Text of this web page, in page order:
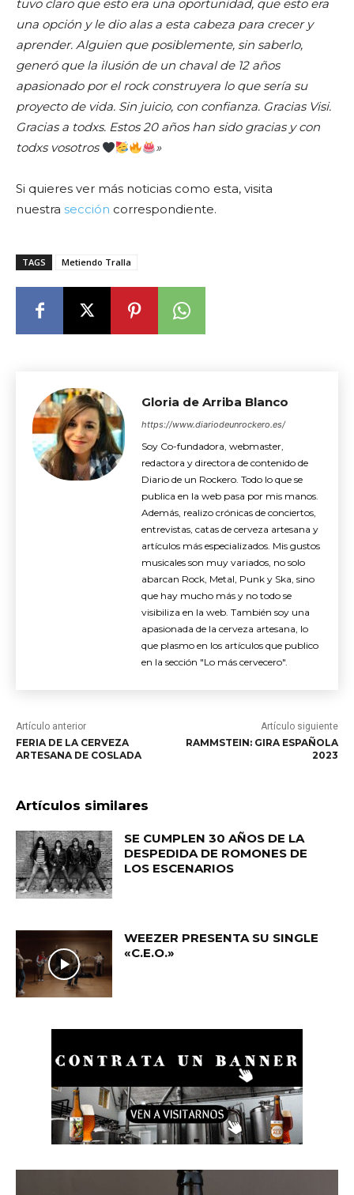
tuvo claro que esto era una oportunidad, que esto era
una opción y le dio alas a esta cabeza para crecer y
aprender. Alguien que posiblemente, sin saberlo,
generó que la ilusión de un chaval de 12 años
apasionado por el rock construyera lo que sería su
proyecto de vida. Sin juicio, con confianza. Gracias Visi.
Gracias a todxs. Estos 20 años han sido gracias y con
todxs vosotros
»
Si quieres ver más noticias como esta, visita
nuestra sección correspondiente.
TAGS Metiendo Tralla
Gloria de Arriba Blanco
https://www.diariodeunrockero.es/
Soy Co-fundadora, webmaster,
redactora y directora de contenido de
Diario de un Rockero. Todo lo que se
publica en la web pasa por mis manos.
Además, realizo crónicas de conciertos,
entrevistas, catas de cerveza artesana y
artículos más especializados. Mis gustos
musicales son muy variados, no solo
abarcan Rock, Metal, Punk y Ska, sino
que hay mucho más y no todo se
visibiliza en la web. También soy una
apasionada de la cerveza artesana, lo
que plasmo en los artículos que publico
en la sección "Lo más cervecero".
Artículo anterior
FERIA DE LA CERVEZA
ARTESANA DE COSLADA
Artículo siguiente
RAMMSTEIN: GIRA ESPAÑOLA
2023
Artículos similares
SE CUMPLEN 30 AÑOS DE LA
DESPEDIDA DE ROMONES DE
LOS ESCENARIOS
WEEZER PRESENTA SU SINGLE
«C.E.O.»